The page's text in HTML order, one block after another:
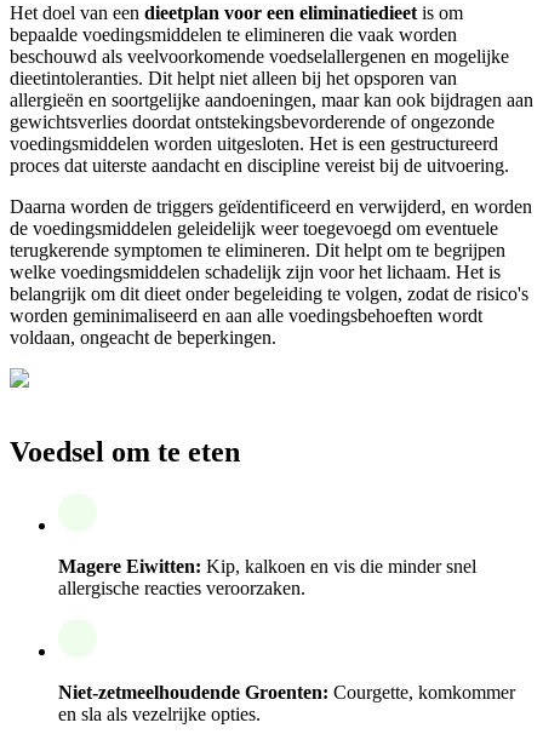
Het doel van een dieetplan voor een eliminatiedieet is om
bepaalde voedingsmiddelen te elimineren die vaak worden
beschouwd als veelvoorkomende voedselallergenen en mogelijke
dieetintoleranties. Dit helpt niet alleen bij het opsporen van
allergieën en soortgelijke aandoeningen, maar kan ook bijdragen aan
gewichtsverlies doordat ontstekingsbevorderende of ongezonde
voedingsmiddelen worden uitgesloten. Het is een gestructureerd
proces dat uiterste aandacht en discipline vereist bij de uitvoering.
Daarna worden de triggers geïdentificeerd en verwijderd, en worden
de voedingsmiddelen geleidelijk weer toegevoegd om eventuele
terugkerende symptomen te elimineren. Dit helpt om te begrijpen
welke voedingsmiddelen schadelijk zijn voor het lichaam. Het is
belangrijk om dit dieet onder begeleiding te volgen, zodat de risico's
worden geminimaliseerd en aan alle voedingsbehoeften wordt
voldaan, ongeacht de beperkingen.
Voedsel om te eten
Magere Eiwitten: Kip, kalkoen en vis die minder snel
allergische reacties veroorzaken.
Niet-zetmeelhoudende Groenten: Courgette, komkommer
en sla als vezelrijke opties.